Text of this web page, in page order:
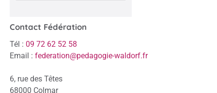
Contact Fédération
Tél : 09 72 62 52 58
Email : federation@pedagogie-waldorf.fr
6, rue des Têtes
68000 Colmar